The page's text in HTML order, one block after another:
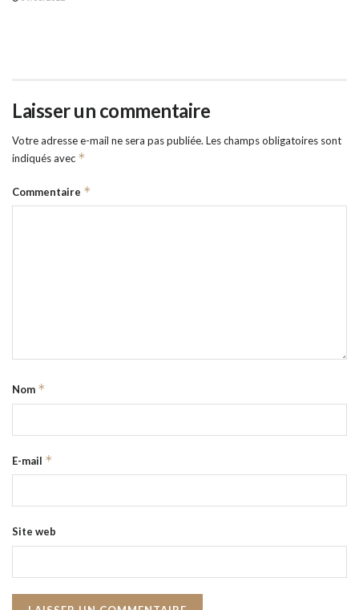
Laisser un commentaire
Votre adresse e-mail ne sera pas publiée. Les champs obligatoires sont
indiqués avec *
Commentaire *
Nom *
E-mail *
Site web